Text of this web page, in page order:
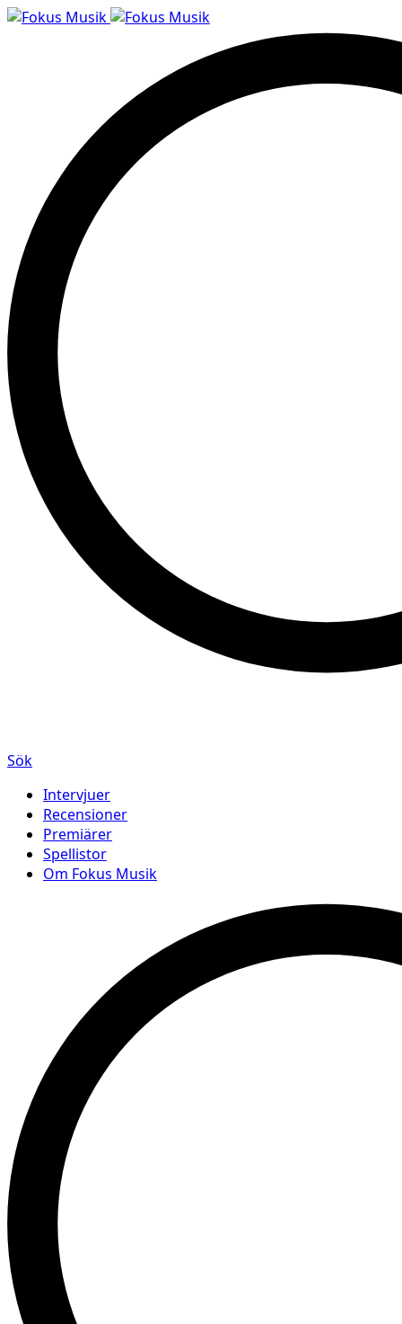
Sök
Intervjuer
Recensioner
Premiärer
Spellistor
Om Fokus Musik